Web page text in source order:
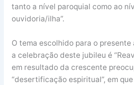
tanto a nível paroquial como ao
ouvidoria/ilha”.
O tema escolhido para o presente
a celebração deste jubileu é
em resultado da crescente
“desertificação espiritual”, em